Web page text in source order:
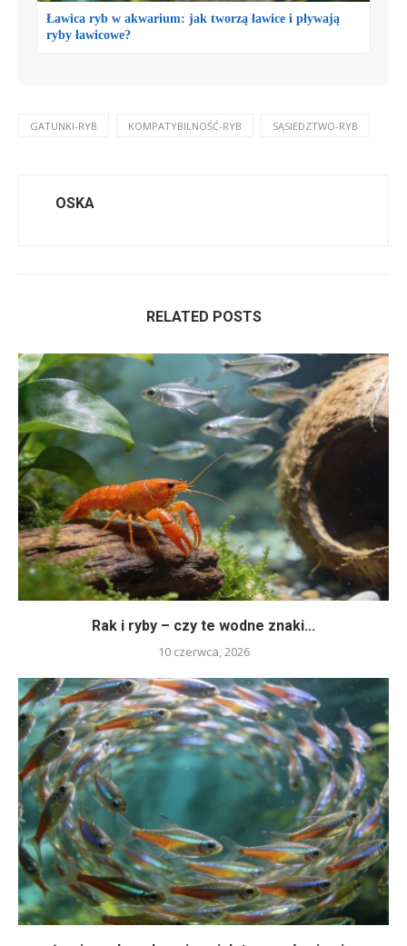
Ławica ryb w akwarium: jak tworzą ławice i pływają
ryby ławicowe?
GATUNKI-RYB KOMPATYBILNOŚĆ-RYB SĄSIEDZTWO-RYB
OSKA
RELATED POSTS
Rak i ryby – czy te wodne znaki...
10 czerwca, 2026